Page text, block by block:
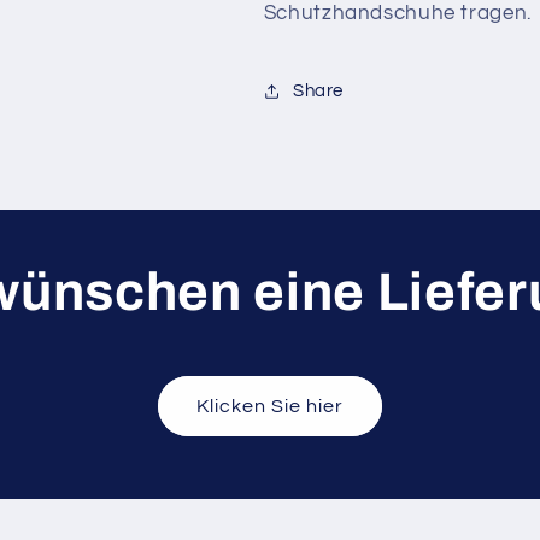
Schutzhandschuhe tragen.
Share
eine
Klicken Sie hier